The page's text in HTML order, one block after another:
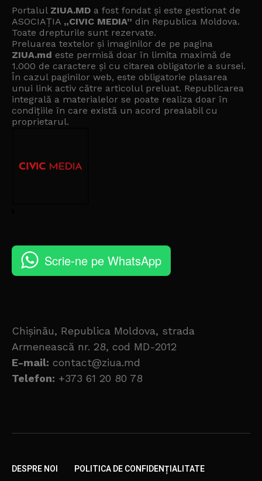
Portalul ZIUA.MD a fost fondat și este gestionat de
ASOCIAȚIA „CIVIC MEDIA” din Republica Moldova.
Toate drepturile sunt rezervate.
Preluarea textelor și imaginilor de pe pagina
ZIUA.md este permisă doar în limita maximă de
1.000 de caractere și cu citarea obligatorie a sursei.
În cazul paginilor web, este obligatorie plasarea
unui link activ către articolul preluat. Republicarea
integrală a materialelor se poate realiza doar în
condițiile în care există un acord prealabil cu
proprietarul.
Scrie-ne pe WhatsApp
Chișinău, Republica Moldova, strada
Armenească nr. 28, cod MD-2012
E-mail: contact@ziua.md
Telefon: +373 61 20 80 78
DESPRE NOI
POLITICA DE CONFIDENȚIALITATE